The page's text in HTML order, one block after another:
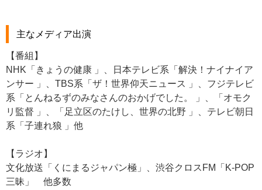
主なメディア出演
【番組】
NHK「きょうの健康 」、日本テレビ系「解決！ナイナイア
ンサー 」、TBS系「ザ！世界仰天ニュース 」、フジテレビ
系「とんねるずのみなさんのおかげでした。 」、「オモク
リ監督 」、「足立区のたけし、世界の北野 」、テレビ朝日
系「子連れ狼 」他
【ラジオ】
文化放送「くにまるジャパン極」、渋谷クロスFM「K-POP
三昧」 他多数